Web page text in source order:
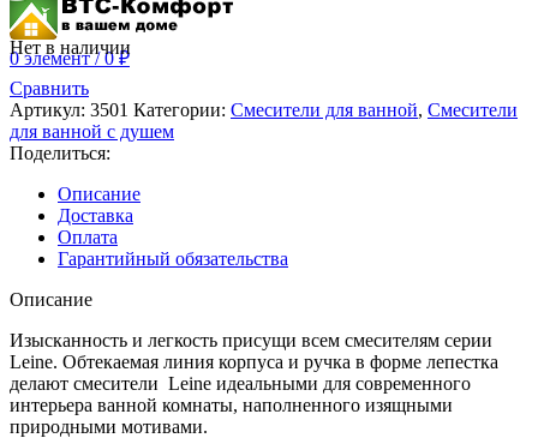
0элемент / 0₽
Нет в наличии
Сравнить
Артикул: 3501 Категории: Смесители для ванной, Смесители
для ванной с душем
Поделиться:
Описание
Доставка
Оплата
Гарантийный обязательства
Описание
Изысканность и легкость присущи всем смесителям серии
Leine. Обтекаемая линия корпуса и ручка в форме лепестка
делают смесители Leine идеальными для современного
интерьера ванной комнаты, наполненного изящными
природными мотивами.